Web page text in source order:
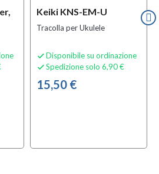
Keiki KNS-EM-U
Tracolla per Ukulele
 Disponibile su ordinazione
 Spedizione solo 6,90 €
15,50 €